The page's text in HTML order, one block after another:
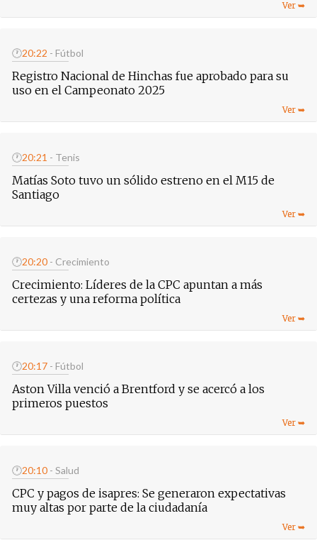
🕐20:22 - Fútbol
Registro Nacional de Hinchas fue aprobado para su
uso en el Campeonato 2025
🕐20:21 - Tenis
Matías Soto tuvo un sólido estreno en el M15 de
Santiago
🕐20:20 - Crecimiento
Crecimiento: Líderes de la CPC apuntan a más
certezas y una reforma política
🕐20:17 - Fútbol
Aston Villa venció a Brentford y se acercó a los
primeros puestos
🕐20:10 - Salud
CPC y pagos de isapres: Se generaron expectativas
muy altas por parte de la ciudadanía